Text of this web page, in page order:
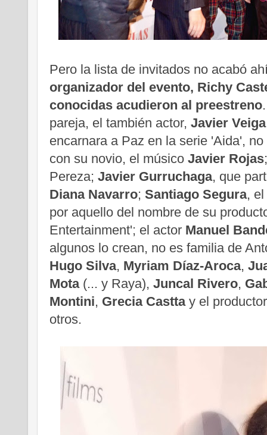
Pero la lista de invitados no acabó
organizador del evento, Richy
conocidas acudieron al preestreno
pareja, el también actor, Javier Veiga
encarnara a Paz en la serie 'Aida',
con su novio, el músico Javier Rojas
Pereza; Javier Gurruchaga, que
Diana Navarro; Santiago Segura, el
por aquello del nombre de su
Entertainment'; el actor Manuel
algunos lo crean, no es familia de
Hugo Silva, Myriam Díaz-Aroca,
Mota (... y Raya), Juncal Rivero,
Montini, Grecia Casttay el
otros.